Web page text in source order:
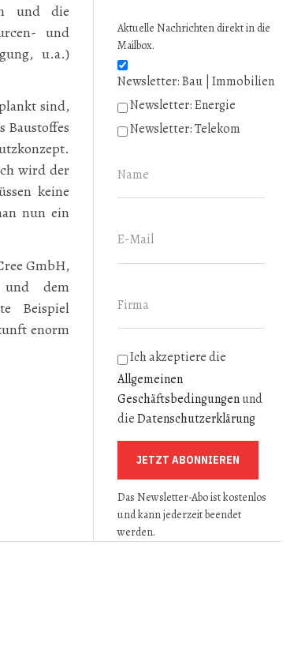
und die
und
u.a.)
sind,
Baustoffes
wird der
keine
nun ein
GmbH,
und dem
Beispiel
enorm
NEU
Aktuelle Nachrichten direkt in die
Mailbox.
Newsletter: Bau | Immobilien
Newsletter: Energie
Newsletter: Telekom
Ich akzeptiere die
Allgemeinen
Geschäftsbedingungenund
dieDatenschutzerklärung
JETZT ABONNIEREN
Das Newsletter-Abo ist kostenlos
und kann jederzeit beendet
werden.